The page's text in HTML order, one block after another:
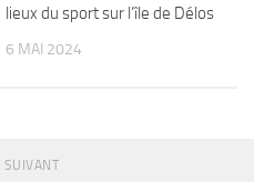
lieux du sport sur l’île de Délos
6 MAI 2024
SUIVANT